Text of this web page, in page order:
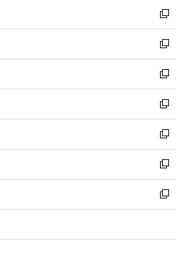
く
ド
ウ
で
開
く
ィ
ン
ド
ウ
で
開
く
い
ウ
ィ
ン
ド
ウ
で
開
く
新
し
い
ウ
ィ
ン
ド
ウ
で
開
く
新
し
い
ウ
ィ
ン
ド
ウ
で
開
く
新
し
い
ウ
ィ
ン
ド
ウ
で
開
新
し
い
ウ
ィ
ン
ド
ウ
開
新
し
い
ウ
ィ
ン
ウ
新
し
い
ウ
ン
新
し
ウ